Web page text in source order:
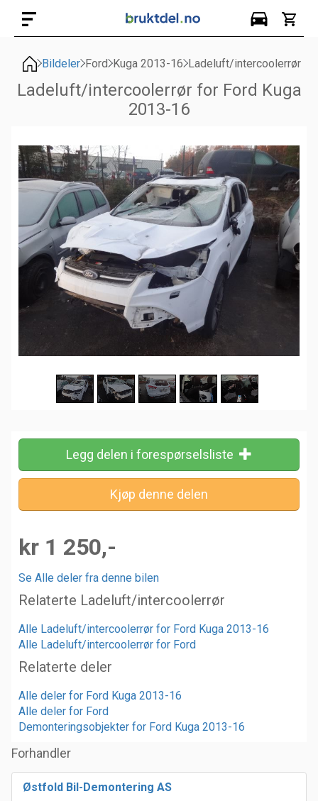
Bildeler Ford Kuga 2013-16 Ladeluft/intercoolerrør
Ladeluft/intercoolerrør for Ford Kuga
2013-16
Legg delen i forespørselsliste
kr 1 250,-
Se Alle deler fra denne bilen
Relaterte Ladeluft/intercoolerrør
Alle Ladeluft/intercoolerrør for Ford Kuga 2013-16
Alle Ladeluft/intercoolerrør for Ford
Relaterte deler
Alle deler for Ford Kuga 2013-16
Alle deler for Ford
Demonteringsobjekter for Ford Kuga 2013-16
Forhandler
Østfold Bil-Demontering AS